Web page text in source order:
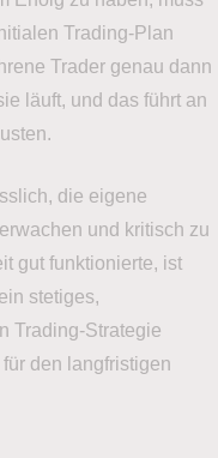
Trading-Plan
Trader genau dann
läuft, und das führt an
die eigene
und kritisch zu
gut funktionierte, ist
stetiges,
Trading-Strategie
den langfristigen